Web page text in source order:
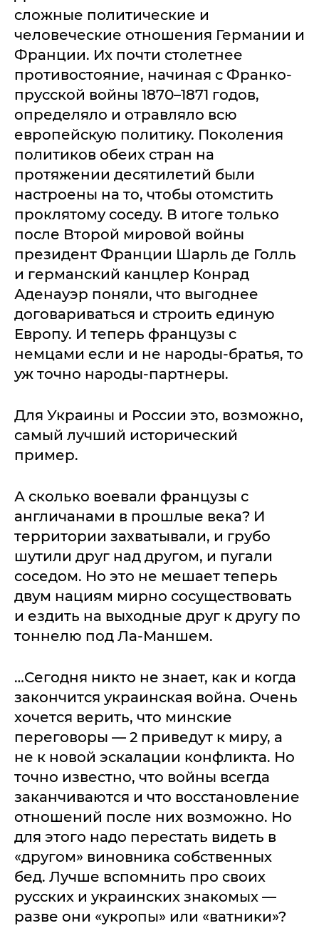
сложные политические и
человеческие отношения Германии и
Франции. Их почти столетнее
противостояние, начиная с Франко-
прусской войны 1870–1871 годов,
определяло и отравляло всю
европейскую политику. Поколения
политиков обеих стран на
протяжении десятилетий были
настроены на то, чтобы отомстить
проклятому соседу. В итоге только
после Второй мировой войны
президент Франции Шарль де Голль
и германский канцлер Конрад
Аденауэр поняли, что выгоднее
договариваться и строить единую
Европу. И теперь французы с
немцами если и не народы-братья, то
уж точно народы-партнеры.
Для Украины и России это, возможно,
самый лучший исторический
пример.
А сколько воевали французы с
англичанами в прошлые века? И
территории захватывали, и грубо
шутили друг над другом, и пугали
соседом. Но это не мешает теперь
двум нациям мирно сосуществовать
и ездить на выходные друг к другу по
тоннелю под Ла-Маншем.
…Сегодня никто не знает, как и когда
закончится украинская война. Очень
хочется верить, что минские
переговоры — 2 приведут к миру, а
не к новой эскалации конфликта. Но
точно известно, что войны всегда
заканчиваются и что восстановление
отношений после них возможно. Но
для этого надо перестать видеть в
«другом» виновника собственных
бед. Лучше вспомнить про своих
русских и украинских знакомых —
разве они «укропы» или «ватники»?